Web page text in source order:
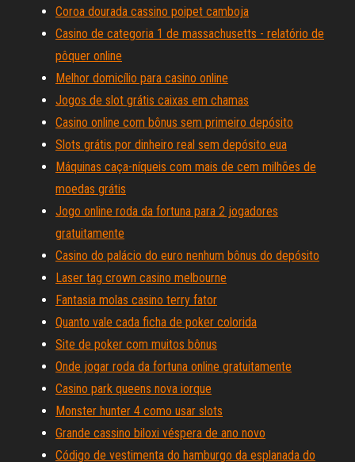
Coroa dourada cassino poipet camboja
Casino de categoria 1 de massachusetts - relatório de
pôquer online
Melhor domicílio para casino online
Jogos de slot grátis caixas em chamas
Casino online com bônus sem primeiro depósito
Slots grátis por dinheiro real sem depósito eua
Máquinas caça-níqueis com mais de cem milhões de
moedas grátis
Jogo online roda da fortuna para 2 jogadores
gratuitamente
Casino do palácio do euro nenhum bônus do depósito
Laser tag crown casino melbourne
Fantasia molas casino terry fator
Quanto vale cada ficha de poker colorida
Site de poker com muitos bônus
Onde jogar roda da fortuna online gratuitamente
Casino park queens nova iorque
Monster hunter 4 como usar slots
Grande cassino biloxi véspera de ano novo
Código de vestimenta do hamburgo da esplanada do